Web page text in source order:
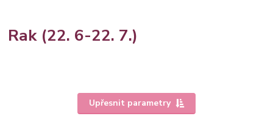
Rak (22. 6-22. 7.)
Upřesnit parametry